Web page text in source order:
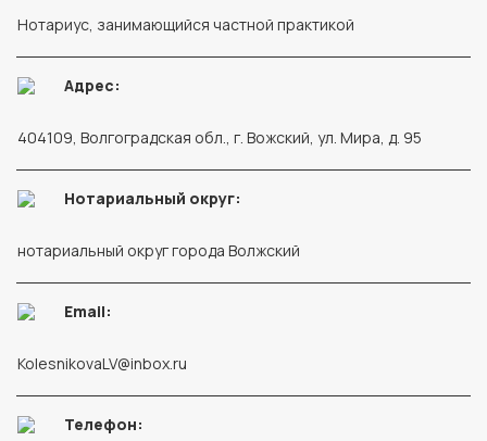
Нотариус, занимающийся частной практикой
Адрес:
404109, Волгоградская обл., г. Вожский, ул. Мира, д. 95
Нотариальный округ:
нотариальный округ города Волжский
Email:
KolesnikovaLV@inbox.ru
Телефон: